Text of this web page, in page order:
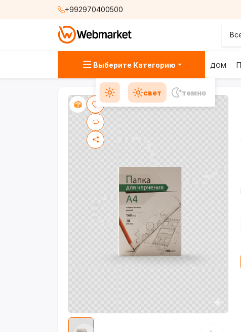
+992970400500
Выберите Категорию ДОМ
свет темно